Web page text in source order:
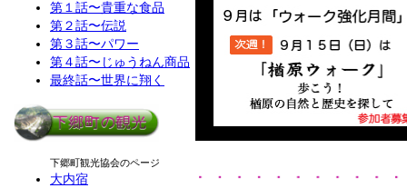
第１話〜貴重な食品
第２話〜伝説
第３話〜パワー
第４話〜じゅうねん商品
最終話〜世界に翔く
下郷町観光協会のページ
大内宿